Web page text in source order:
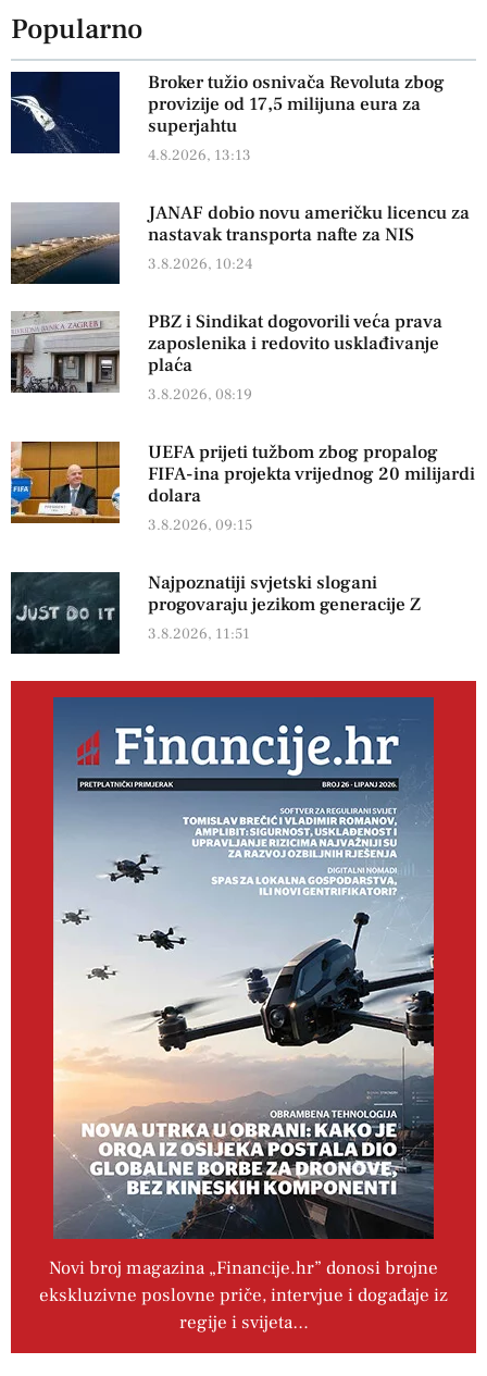
Popularno
Broker tužio osnivača Revoluta zbog
provizije od 17,5 milijuna eura za
superjahtu
4.8.2026, 13:13
JANAF dobio novu američku licencu za
nastavak transporta nafte za NIS
3.8.2026, 10:24
PBZ i Sindikat dogovorili veća prava
zaposlenika i redovito usklađivanje
plaća
3.8.2026, 08:19
UEFA prijeti tužbom zbog propalog
FIFA-ina projekta vrijednog 20 milijardi
dolara
3.8.2026, 09:15
Najpoznatiji svjetski slogani
progovaraju jezikom generacije Z
3.8.2026, 11:51
Novi broj magazina „Financije.hr” donosi brojne
ekskluzivne poslovne priče, intervjue i događaje iz
regije i svijeta…